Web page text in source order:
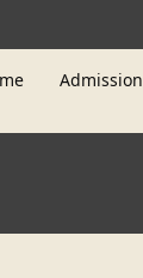
Admission